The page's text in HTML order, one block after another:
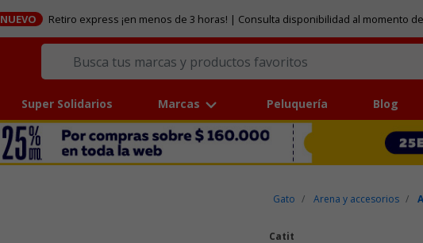
NUEVO Retiro express ¡en menos de 3 horas! | Consulta disponibilidad al momento
Super Solidarios Marcas Peluquería Blog
Gato Arena y accesorios
Catit